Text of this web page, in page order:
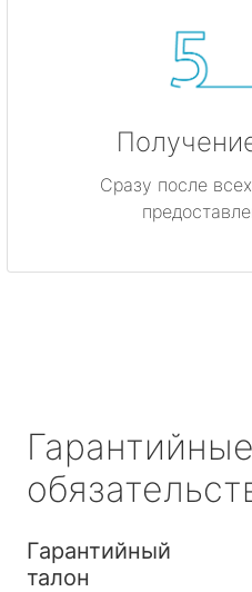
Сразу после
Гарантийные
Гарантийный
талон